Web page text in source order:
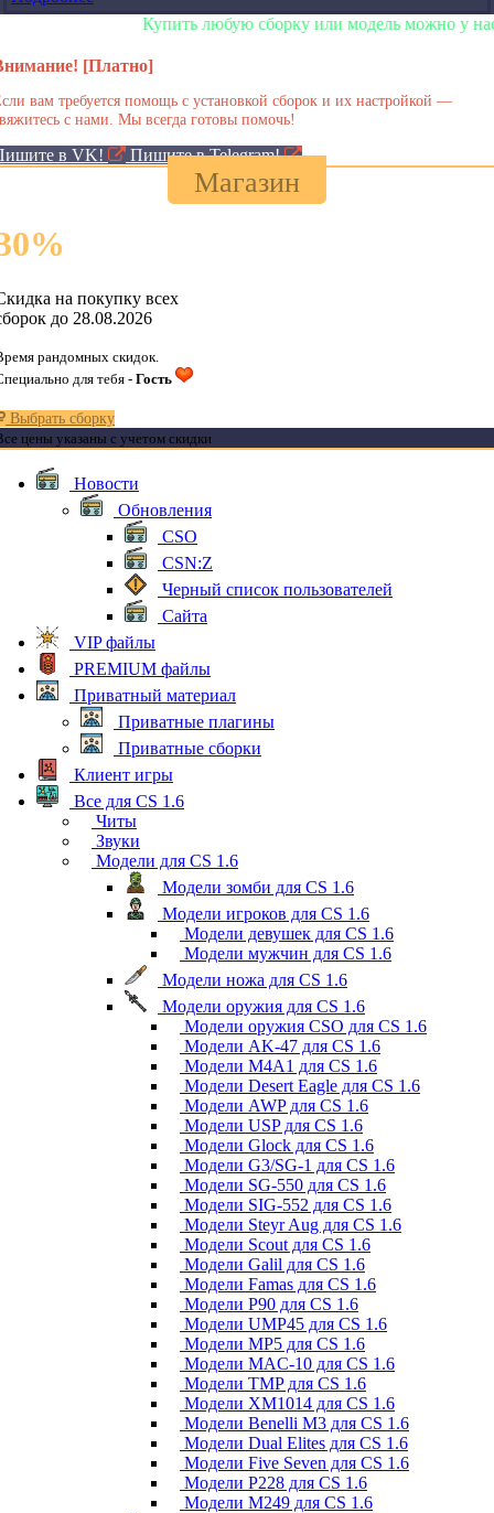
Купить любую сборку или модель можно у нас в
[Платно]
вам требуется помощь с установкой сборок и их настройкой —
с нами. Мы всегда готовы помочь!
в VK! Пишите в Telegram!
Магазин
%
на покупку всех
до 28.08.2026
рандомных скидок.
для тебя - Гость
Выбрать сборку
цены указаны с учетом скидки
Новости
Обновления
CSO
CSN:Z
Черный список пользователей
Сайта
VIP файлы
PREMIUM файлы
Приватный материал
Приватные плагины
Приватные сборки
Клиент игры
Все для CS 1.6
Читы
Звуки
Модели для CS 1.6
Модели зомби для CS 1.6
Модели игроков для CS 1.6
Модели девушек для CS 1.6
Модели мужчин для CS 1.6
Модели ножа для CS 1.6
Модели оружия для CS 1.6
Модели оружия CSO для CS 1.6
Модели AK-47 для CS 1.6
Модели M4A1 для CS 1.6
Модели Desert Eagle для CS 1.6
Модели AWP для CS 1.6
Модели USP для CS 1.6
Модели Glock для CS 1.6
Модели G3/SG-1 для CS 1.6
Модели SG-550 для CS 1.6
Модели SIG-552 для CS 1.6
Модели Steyr Aug для CS 1.6
Модели Scout для CS 1.6
Модели Galil для CS 1.6
Модели Famas для CS 1.6
Модели P90 для CS 1.6
Модели UMP45 для CS 1.6
Модели MP5 для CS 1.6
Модели MAC-10 для CS 1.6
Модели TMP для CS 1.6
Модели XM1014 для CS 1.6
Модели Benelli M3 для CS 1.6
Модели Dual Elites для CS 1.6
Модели Five Seven для CS 1.6
Модели P228 для CS 1.6
Модели M249 для CS 1.6